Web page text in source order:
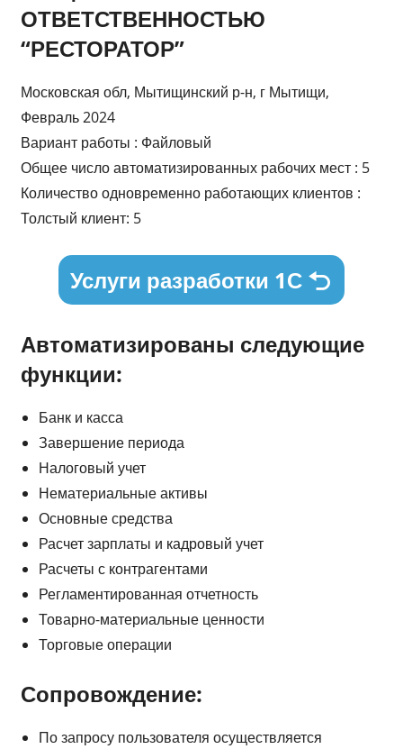
ОТВЕТСТВЕННОСТЬЮ
“РЕСТОРАТОР”
Московская обл, Мытищинский р-н, г Мытищи,
Февраль 2024
Вариант работы : Файловый
Общее число автоматизированных рабочих мест : 5
Количество одновременно работающих клиентов :
Толстый клиент: 5
Услуги разработки 1С
Автоматизированы следующие
функции:
Банк и касса
Завершение периода
Налоговый учет
Нематериальные активы
Основные средства
Расчет зарплаты и кадровый учет
Расчеты с контрагентами
Регламентированная отчетность
Товарно-материальные ценности
Торговые операции
Сопровождение:
По запросу пользователя осуществляется